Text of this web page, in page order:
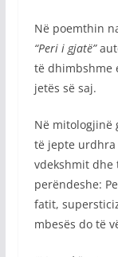
Në poemthin
“Peri i gjatë”
të dhimbshme
jetës së saj.
Në mitologjinë
të jepte
vdekshmit dhe
perëndeshe:
fatit,
mbesës do të